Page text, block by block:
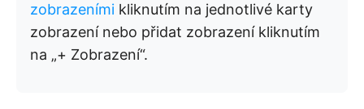
zobrazeními kliknutím na jednotlivé karty
zobrazení nebo přidat zobrazení kliknutím
na „+ Zobrazení“.